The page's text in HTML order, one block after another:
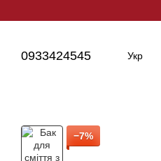
0933424545 Укр
−7%